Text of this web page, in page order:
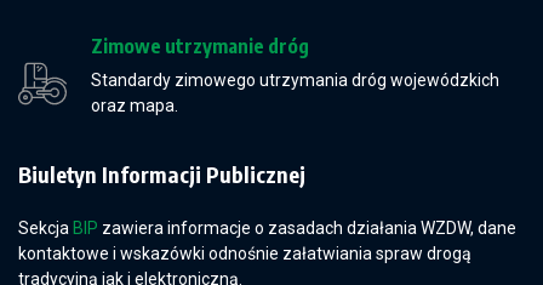
Zimowe utrzymanie dróg
Standardy zimowego utrzymania dróg wojewódzkich
oraz mapa.
Biuletyn Informacji Publicznej
Sekcja BIP zawiera informacje o zasadach działania WZDW, dane
kontaktowe i wskazówki odnośnie załatwiania spraw drogą
tradycyjną jak i elektroniczną.